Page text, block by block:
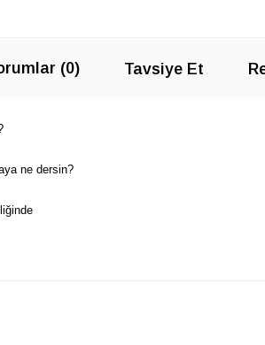
(0) Tavsiye Et
ne dersin?